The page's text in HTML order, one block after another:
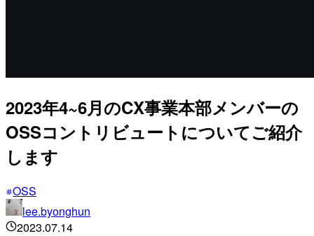
2023年4~6月のCX事業本部メンバーの
OSSコントリビュートについてご紹介
します
OSS
lee.byonghun
2023.07.14